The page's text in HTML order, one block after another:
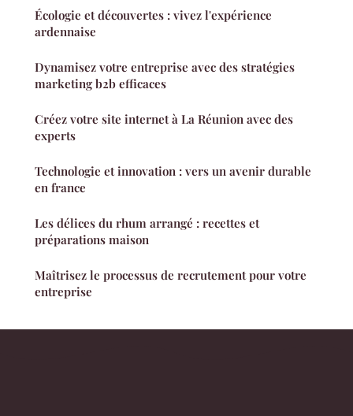
Écologie et découvertes : vivez l'expérience
ardennaise
Dynamisez votre entreprise avec des stratégies
marketing b2b efficaces
Créez votre site internet à La Réunion avec des
experts
Technologie et innovation : vers un avenir durable
en france
Les délices du rhum arrangé : recettes et
préparations maison
Maîtrisez le processus de recrutement pour votre
entreprise